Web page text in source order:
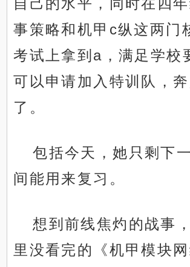
自己的水平，同时在四
事策略和机甲c纵这两门
考试上拿到a，满足学校
可以申请加入特训队，
了。
包括今天，她只剩下
间能用来复习。
想到前线焦灼的战事
里没看完的《机甲模块